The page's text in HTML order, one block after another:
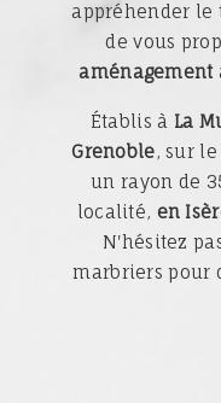
appréhender le
de vous
aménagement
Établis à La
Grenoble, sur
un rayon de
localité, en
N'hésitez
marbriers pour